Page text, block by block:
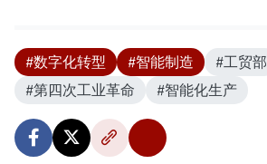
#数字化转型 #智能制造 #工贸部
#第四次工业革命
#智能化生产